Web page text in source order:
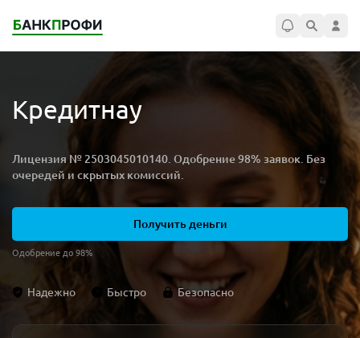
Кредитнау
Лицензия № 2503045010140. Одобрение 98% заявок. Без
очередей и скрытых комиссий.
Получить деньги
Одобрение до 98%
Надежно Быстро Безопасно